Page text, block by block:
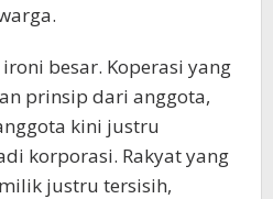
besar. Koperasi yang
prinsip dari anggota,
kini justru
korporasi. Rakyat yang
justru tersisih,